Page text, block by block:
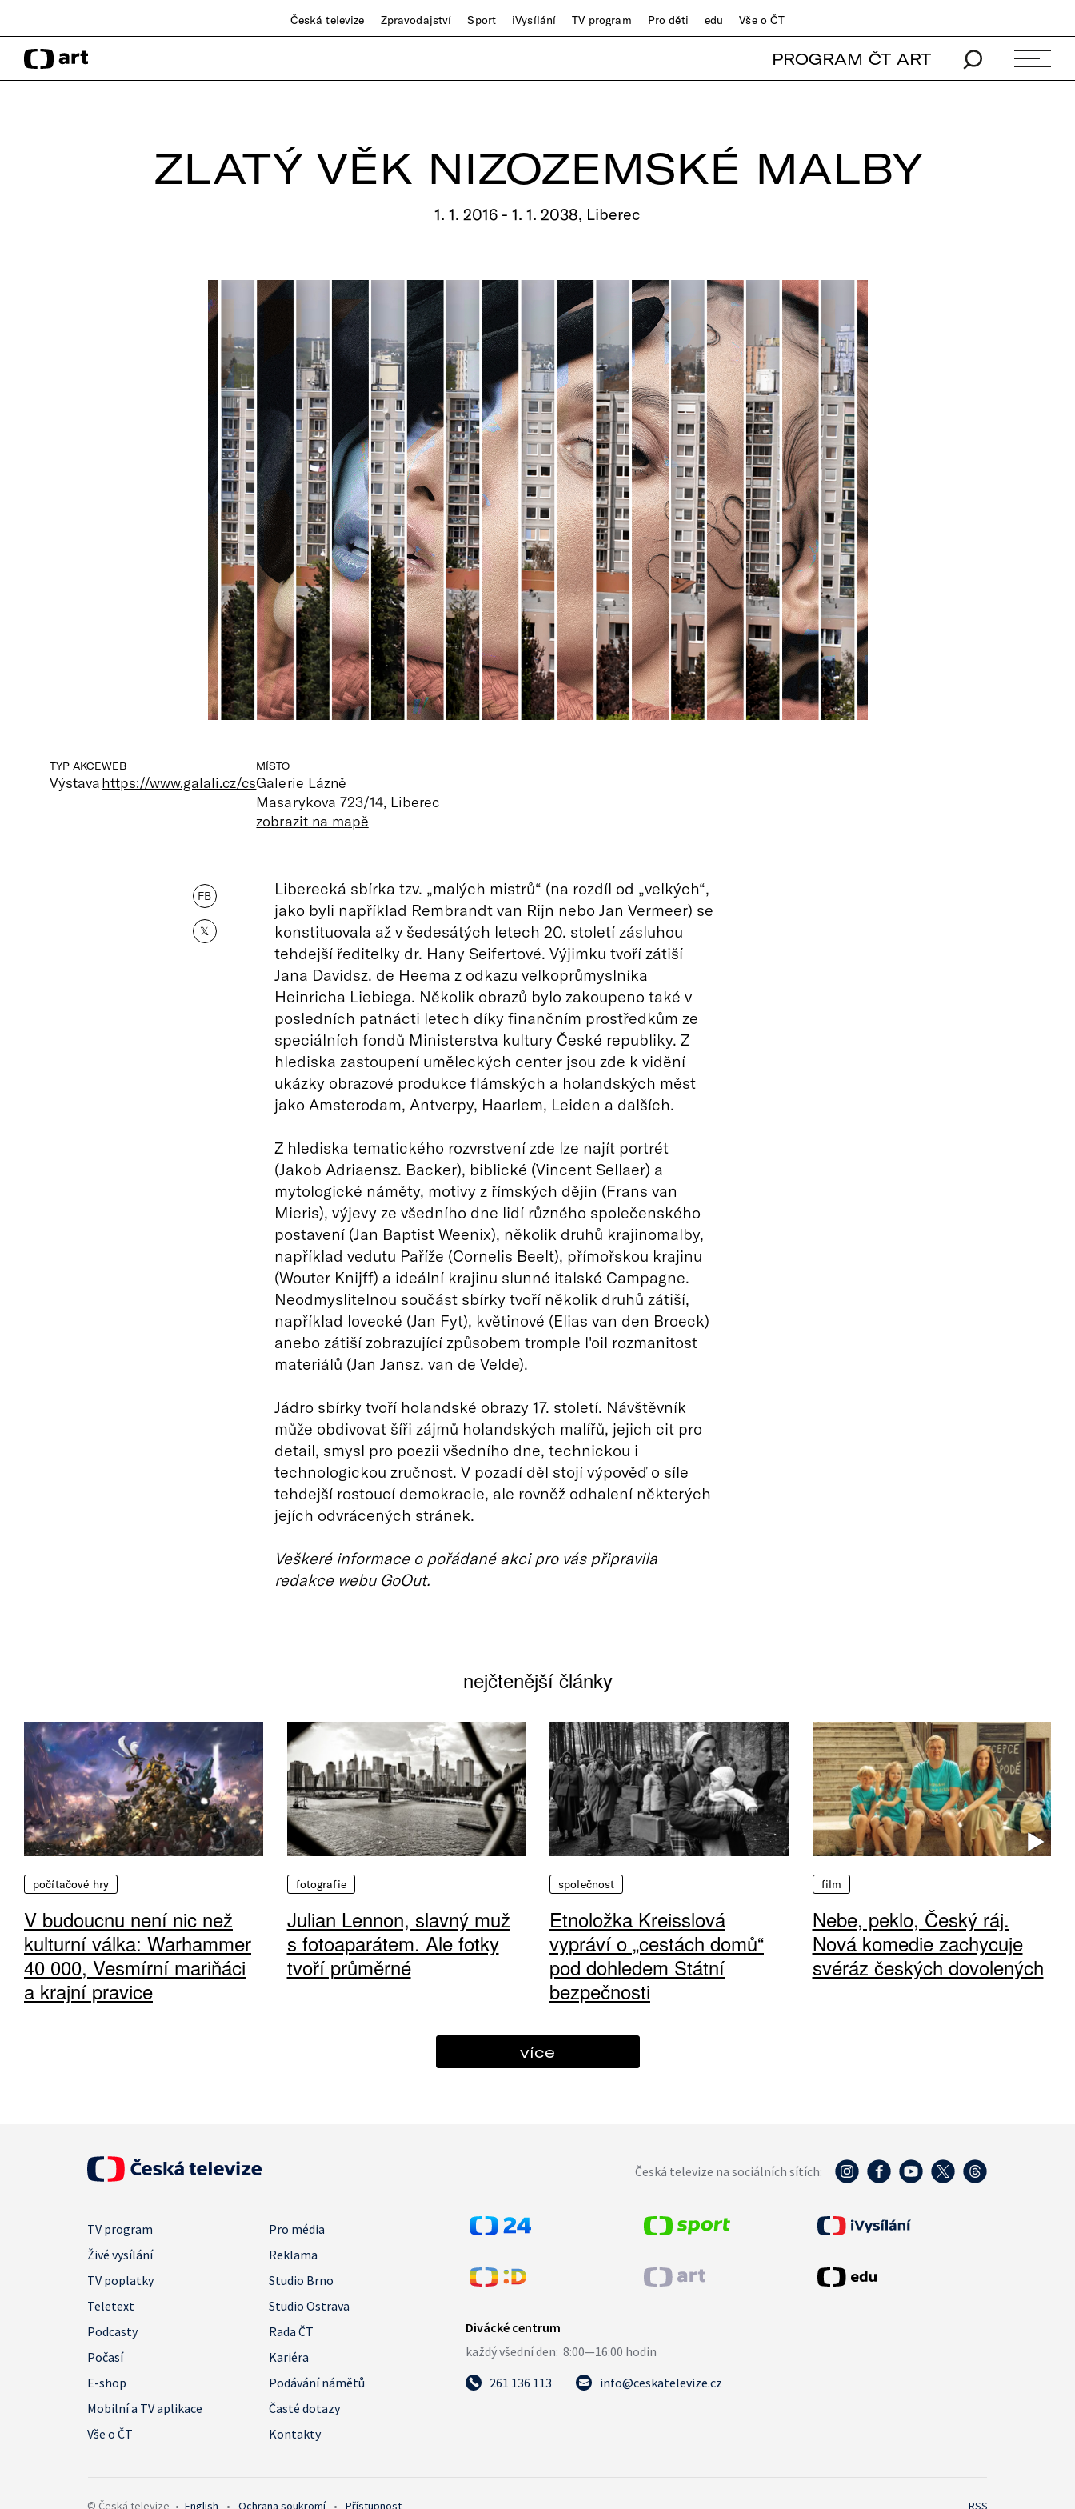
Česká televize Zpravodajství Sport iVysílání TV program Pro děti edu Vše o ČT
PROGRAM ČT ART
ZLATÝ VĚK NIZOZEMSKÉ MALBY
1. 1. 2016 - 1. 1. 2038, Liberec
TYP AKCE
Výstava
WEB
https://www.galali.cz/cs
MÍSTO
Galerie Lázně
Masarykova 723/14, Liberec
zobrazit na mapě
FB
𝕏
Liberecká sbírka tzv. „malých mistrů“ (na rozdíl od „velkých“,
jako byli například Rembrandt van Rijn nebo Jan Vermeer) se
konstituovala až v šedesátých letech 20. století zásluhou
tehdejší ředitelky dr. Hany Seifertové. Výjimku tvoří zátiší
Jana Davidsz. de Heema z odkazu velkoprůmyslníka
Heinricha Liebiega. Několik obrazů bylo zakoupeno také v
posledních patnácti letech díky finančním prostředkům ze
speciálních fondů Ministerstva kultury České republiky. Z
hlediska zastoupení uměleckých center jsou zde k vidění
ukázky obrazové produkce flámských a holandských měst
jako Amsterodam, Antverpy, Haarlem, Leiden a dalších.
Z hlediska tematického rozvrstvení zde lze najít portrét
(Jakob Adriaensz. Backer), biblické (Vincent Sellaer) a
mytologické náměty, motivy z římských dějin (Frans van
Mieris), výjevy ze všedního dne lidí různého společenského
postavení (Jan Baptist Weenix), několik druhů krajinomalby,
například vedutu Paříže (Cornelis Beelt), přímořskou krajinu
(Wouter Knijff) a ideální krajinu slunné italské Campagne.
Neodmyslitelnou součást sbírky tvoří několik druhů zátiší,
například lovecké (Jan Fyt), květinové (Elias van den Broeck)
anebo zátiší zobrazující způsobem tromple l'oil rozmanitost
materiálů (Jan Jansz. van de Velde).
Jádro sbírky tvoří holandské obrazy 17. století. Návštěvník
může obdivovat šíři zájmů holandských malířů, jejich cit pro
detail, smysl pro poezii všedního dne, technickou i
technologickou zručnost. V pozadí děl stojí výpověď o síle
tehdejší rostoucí demokracie, ale rovněž odhalení některých
jejích odvrácených stránek.
Veškeré informace o pořádané akci pro vás připravila
redakce webu GoOut.
nejčtenější články
počítačové hry
V budoucnu není nic než
kulturní válka: Warhammer
40 000, Vesmírní mariňáci
a krajní pravice
fotografie
Julian Lennon, slavný muž
s fotoaparátem. Ale fotky
tvoří průměrné
společnost
Etnoložka Kreisslová
vypráví o „cestách domů“
pod dohledem Státní
bezpečnosti
film
Nebe, peklo, Český ráj.
Nová komedie zachycuje
svéráz českých dovolených
více
Česká televize na sociálních sítích:
TV program
Pro média
Živé vysílání
Reklama
TV poplatky
Studio Brno
Teletext
Studio Ostrava
Podcasty
Rada ČT
Počasí
Kariéra
E-shop
Podávání námětů
Mobilní a TV aplikace
Časté dotazy
Vše o ČT
Kontakty
261 136 113 info@ceskatelevize.cz
© Česká televize • English • Ochrana soukromí • Přístupnost RSS